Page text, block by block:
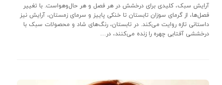
آرایش سبک، کلیدی برای درخشش در هر فصل و هر حال‌وهواست. با تغییر
فصل‌ها، از گرمای سوزان تابستان تا خنکی پاییز و سرمای زمستان، آرایش نیز
داستانی تازه روایت می‌کند. در تابستان، رنگ‌های شاد و محصولات سبک با
درخششی آفتابی چهره را زنده می‌کنند، در…